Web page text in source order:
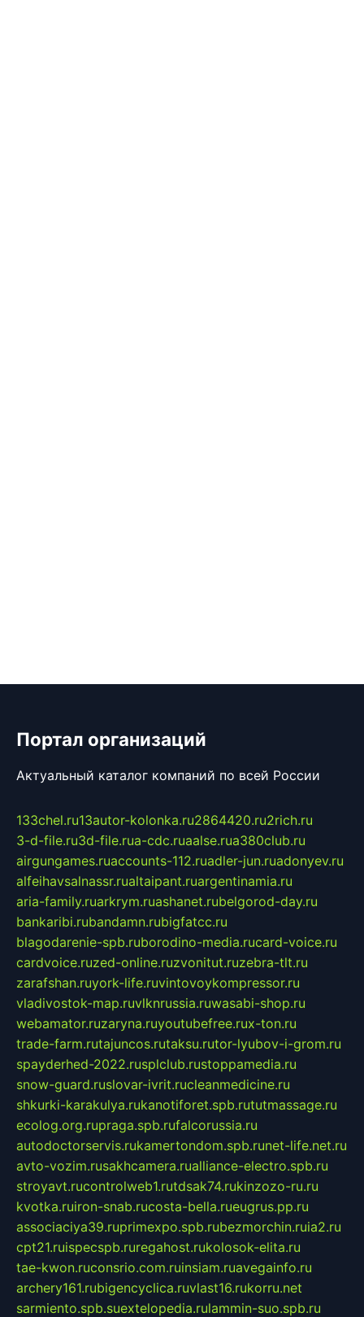
Портал организаций
Актуальный каталог компаний по всей России
133chel.ru13autor-kolonka.ru2864420.ru2rich.ru
3-d-file.ru3d-file.rua-cdc.ruaalse.rua380club.ru
airgungames.ruaccounts-112.ruadler-jun.ruadonyev.ru
alfeihavsalnassr.rualtaipant.ruargentinamia.ru
aria-family.ruarkrym.ruashanet.rubelgorod-day.ru
bankaribi.rubandamn.rubigfatcc.ru
blagodarenie-spb.ruborodino-media.rucard-voice.ru
cardvoice.ruzed-online.ruzvonitut.ruzebra-tlt.ru
zarafshan.ruyork-life.ruvintovoykompressor.ru
vladivostok-map.ruvlknrussia.ruwasabi-shop.ru
webamator.ruzaryna.ruyoutubefree.rux-ton.ru
trade-farm.rutajuncos.rutaksu.rutor-lyubov-i-grom.ru
spayderhed-2022.rusplclub.rustoppamedia.ru
snow-guard.ruslovar-ivrit.rucleanmedicine.ru
shkurki-karakulya.rukanotiforet.spb.rututmassage.ru
ecolog.org.rupraga.spb.rufalcorussia.ru
autodoctorservis.rukamertondom.spb.runet-life.net.ru
avto-vozim.rusakhcamera.rualliance-electro.spb.ru
stroyavt.rucontrolweb1.rutdsak74.rukinzozo-ru.ru
kvotka.ruiron-snab.rucosta-bella.rueugrus.pp.ru
associaciya39.ruprimexpo.spb.rubezmorchin.ruia2.ru
cpt21.ruispecspb.ruregahost.rukolosok-elita.ru
tae-kwon.ruconsrio.com.ruinsiam.ruavegainfo.ru
archery161.rubigencyclica.ruvlast16.rukorru.net
sarmiento.spb.suextelopedia.rulammin-suo.spb.ru